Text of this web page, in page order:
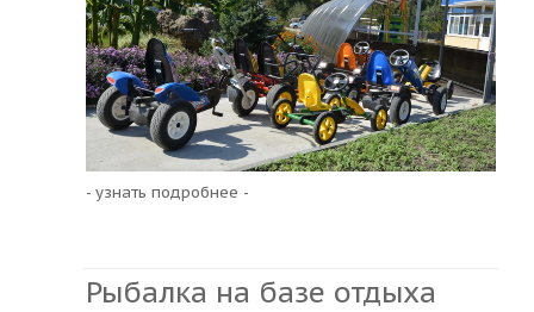
- узнать подробнее -
Рыбалка на базе отдыха